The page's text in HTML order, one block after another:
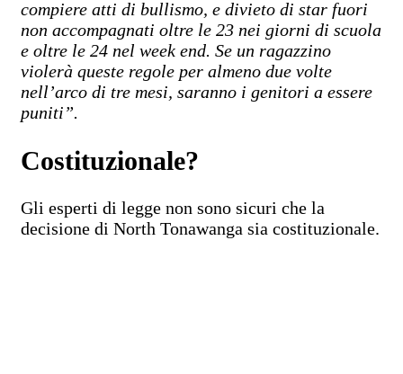
compiere atti di bullismo, e divieto di star fuori
non accompagnati oltre le 23 nei giorni di scuola
e oltre le 24 nel week end. Se un ragazzino
violerà queste regole per almeno due volte
nell’arco di tre mesi, saranno i genitori a essere
puniti”.
Costituzionale?
Gli esperti di legge non sono sicuri che la
decisione di North Tonawanga sia costituzionale.